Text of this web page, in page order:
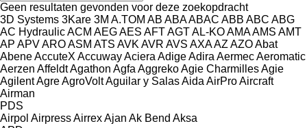
Geen resultaten gevonden voor deze zoekopdracht
3D Systems 3Kare 3M A.TOM AB ABAABAC ABB ABC ABG
AC HydraulicACM AEGAES AFTAGTAL-KOAMAAMS AMT
AP APVAROASM ATS AVK AVR AVS AXAAZ AZOAbat
AbeneAccuteX AccuwayAciera AdigeAdira AermecAeromatic
Aerzen AffeldtAgathon Agfa AggrekoAgie CharmillesAgie
AgilentAgreAgroVoltAguilar y SalasAida AirProAircraft
Airman
PDS
Airpol AirpressAirrexAjan Ak Bend Aksa